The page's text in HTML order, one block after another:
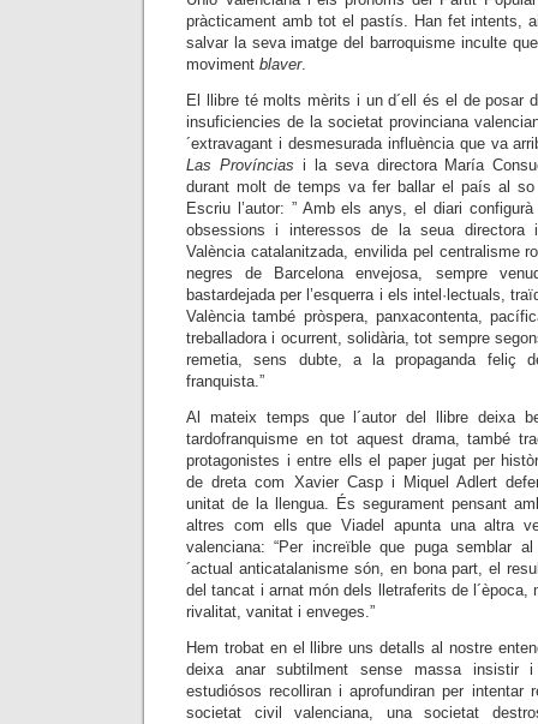
pràcticament amb tot el pastís. Han fet intents,
salvar la seva imatge del barroquisme inculte
moviment blaver.
El llibre té molts mèrits i un d´ell és el de posar
insuficiencies de la societat provinciana
´extravagant i desmesurada influència que va
Las Províncias i la seva directora María
durant molt de temps va fer ballar el país al
Escriu l’autor: ” Amb els anys, el diari
obsessions i interessos de la seua directora
València catalanitzada, envilida pel centralisme
negres de Barcelona envejosa, sempre
bastardejada per l’esquerra i els intel·lectuals,
València també pròspera, panxacontenta,
treballadora i ocurrent, solidària, tot sempre
remetia, sens dubte, a la propaganda feliç
franquista.”
Al mateix temps que l´autor del llibre deixa
tardofranquisme en tot aquest drama, també
protagonistes i entre ells el paper jugat per
de dreta com Xavier Casp i Miquel Adlert
unitat de la llengua. És segurament pensant
altres com ells que Viadel apunta una altra
valenciana: “Per increïble que puga semblar
´actual anticatalanisme són, en bona part, el
del tancat i arnat món dels lletraferits de l´època,
rivalitat, vanitat i enveges.”
Hem trobat en el llibre uns detalls al nostre
deixa anar subtilment sense massa
estudiósos recolliran i aprofundiran per intentar
societat civil valenciana, una societat